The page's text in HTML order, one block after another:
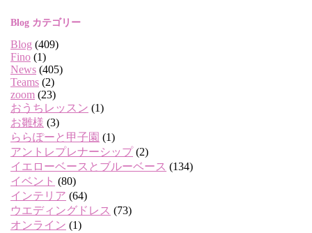
Blog カテゴリー
Blog (409)
Fino (1)
News (405)
Teams (2)
zoom (23)
おうちレッスン (1)
お雛様 (3)
ららぽーと甲子園 (1)
アントレプレナーシップ(2)
イエローベースとブルーベース (134)
イベント (80)
インテリア (64)
ウエディングドレス (73)
オンライン (1)